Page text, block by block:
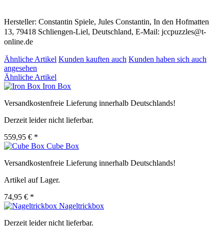
Hersteller: Constantin Spiele, Jules Constantin, In den Hofmatten
13, 79418 Schliengen-Liel, Deutschland, E-Mail: jccpuzzles@t-
online.de
Ähnliche Artikel Kunden kauften auch Kunden haben sich auch
angesehen
Ähnliche Artikel
Iron Box
Versandkostenfreie Lieferung innerhalb Deutschlands!
Derzeit leider nicht lieferbar.
559,95 € *
Cube Box
Versandkostenfreie Lieferung innerhalb Deutschlands!
Artikel auf Lager.
74,95 € *
Nageltrickbox
Derzeit leider nicht lieferbar.